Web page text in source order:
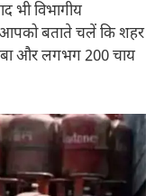
भी विभागीय
बताते चलें कि शहर
और लगभग 200 चाय